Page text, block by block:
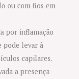
ou com fios em
por inflamação
pode levar à
capilares.
a presença